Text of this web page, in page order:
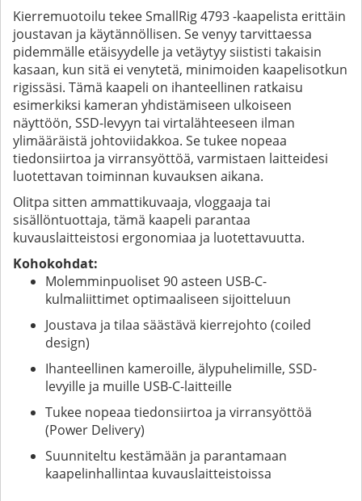
Kierremuotoilu tekee SmallRig 4793 -kaapelista erittäin
joustavan ja käytännöllisen. Se venyy tarvittaessa
pidemmälle etäisyydelle ja vetäytyy siististi takaisin
kasaan, kun sitä ei venytetä, minimoiden kaapelisotkun
rigissäsi. Tämä kaapeli on ihanteellinen ratkaisu
esimerkiksi kameran yhdistämiseen ulkoiseen
näyttöön, SSD-levyyn tai virtalähteeseen ilman
ylimääräistä johtoviidakkoa. Se tukee nopeaa
tiedonsiirtoa ja virransyöttöä, varmistaen laitteidesi
luotettavan toiminnan kuvauksen aikana.
Olitpa sitten ammattikuvaaja, vloggaaja tai
sisällöntuottaja, tämä kaapeli parantaa
kuvauslaitteistosi ergonomiaa ja luotettavuutta.
Kohokohdat:
Molemminpuoliset 90 asteen USB-C-
kulmaliittimet optimaaliseen sijoitteluun
Joustava ja tilaa säästävä kierrejohto (coiled
design)
Ihanteellinen kameroille, älypuhelimille, SSD-
levyille ja muille USB-C-laitteille
Tukee nopeaa tiedonsiirtoa ja virransyöttöä
(Power Delivery)
Suunniteltu kestämään ja parantamaan
kaapelinhallintaa kuvauslaitteistoissa